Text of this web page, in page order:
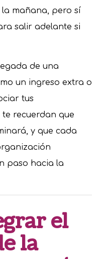
mañana, pero sí
salir adelante si
de una
un ingreso extra o
tus
te recuerdan que
y que cada
paso hacia la
el
la